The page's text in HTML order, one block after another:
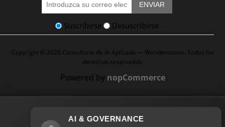
ENVIAR
Suscribirse Desuscribirse
Copyright © 2026 Consultoría de IA Aplicada — Wonderstores. Todos los
derechos reservados.
Powered by nopCommerce
AI & GOVERNANCE